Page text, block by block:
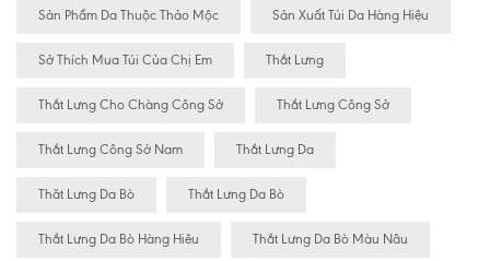
Sản Phẩm Da Thuộc Thảo Mộc Sản Xuất Túi Da Hàng Hiệu
Sở Thích Mua Túi Của Chị Em Thắt Lưng
Thắt Lưng Cho Chàng Công Sở Thắt Lưng Công Sở
Thắt Lưng Công Sở Nam Thắt Lưng Da
Thăt Lưng Da Bò Thắt Lưng Da Bò
Thắt Lưng Da Bò Hàng Hiêu Thắt Lưng Da Bò Màu Nâu